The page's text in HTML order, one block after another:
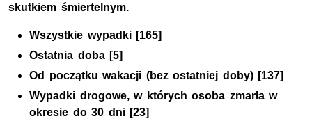
skutkiem śmiertelnym.
Wszystkie wypadki [165]
Ostatnia doba [5]
Od początku wakacji (bez ostatniej doby) [137]
Wypadki drogowe, w których osoba zmarła w
okresie do 30 dni [23]